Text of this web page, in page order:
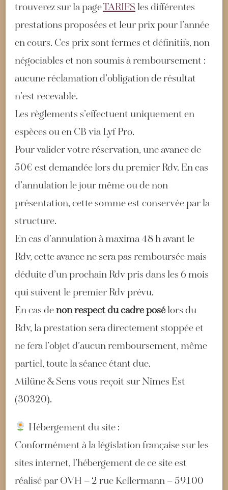
trouverez sur la pageTARIFS les différentes
prestations proposées et leur prix pour l’année
en cours. Ces prix sont fermes et définitifs, non
négociables et non soumis à remboursement :
aucune réclamation d’obligation de résultat
n’est recevable.
Les règlements s’effectuent uniquement en
espèces ou en CB via Lyf Pro.
Pour valider votre réservation, une avance de
50€ est demandée lors du premier Rdv. En cas
d’annulation le jour même ou de non
présentation, cette somme est conservée par la
structure.
En cas d’annulation à maxima 48 h avant le
Rdv, cette avance ne sera pas remboursée mais
déduite d’un prochain Rdv pris dans les 6 mois
qui suivent le premier Rdv prévu.
En cas de non respect du cadre posélors du
Rdv, la prestation sera directement stoppée et
ne fera l’objet d’aucun remboursement, même
partiel, toute la séance étant due.
Milüne & Sens vous reçoit sur Nîmes Est
(30320).
Hébergement du site :
Conformément à la législation française sur les
sites internet, l’hébergement de ce site est
réalisé par OVH – 2 rue Kellermann – 59100